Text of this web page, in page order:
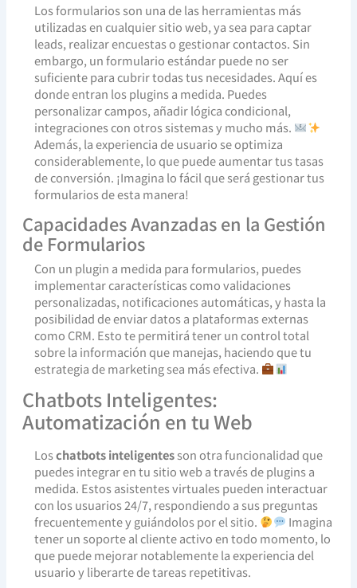
Los formularios son una de las herramientas más
utilizadas en cualquier sitio web, ya sea para captar
leads, realizar encuestas o gestionar contactos. Sin
embargo, un formulario estándar puede no ser
suficiente para cubrir todas tus necesidades. Aquí es
donde entran los plugins a medida. Puedes
personalizar campos, añadir lógica condicional,
integraciones con otros sistemas y mucho más.
Además, la experiencia de usuario se optimiza
considerablemente, lo que puede aumentar tus tasas
de conversión. ¡Imagina lo fácil que será gestionar tus
formularios de esta manera!
Capacidades Avanzadas en la Gestión
de Formularios
Con un plugin a medida para formularios, puedes
implementar características como validaciones
personalizadas, notificaciones automáticas, y hasta la
posibilidad de enviar datos a plataformas externas
como CRM. Esto te permitirá tener un control total
sobre la información que manejas, haciendo que tu
estrategia de marketing sea más efectiva.
Chatbots Inteligentes:
Automatización en tu Web
Loschatbots inteligentesson otra funcionalidad que
puedes integrar en tu sitio web a través de plugins a
medida. Estos asistentes virtuales pueden interactuar
con los usuarios 24/7, respondiendo a sus preguntas
frecuentemente y guiándolos por el sitio.
Imagina
tener un soporte al cliente activo en todo momento, lo
que puede mejorar notablemente la experiencia del
usuario y liberarte de tareas repetitivas.